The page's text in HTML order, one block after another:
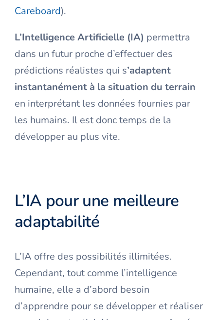
Careboard).
L’Intelligence Artificielle (IA) permettra
dans un futur proche d’effectuer des
prédictions réalistes qui s’adaptent
instantanément à la situation du terrain
en interprétant les données fournies par
les humains. Il est donc temps de la
développer au plus vite.
L’IA pour une meilleure
adaptabilité
L’IA offre des possibilités illimitées.
Cependant, tout comme l’intelligence
humaine, elle a d’abord besoin
d’apprendre pour se développer et réaliser